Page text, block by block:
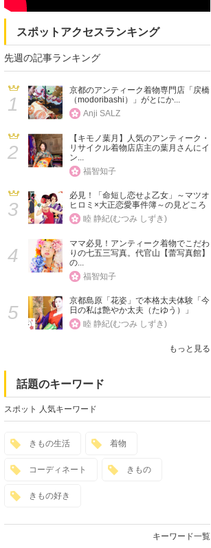
スポットアクセスランキング
先週の記事ランキング
1
京都のアンティーク着物専門店「戻橋
（modoribashi）」がとにか...
Anji SALZ
2
【キモノ葉月】人気のアンティーク・
リサイクル着物店店主の葉月さんにイ
ン...
福智知子
3
必見！「命短し恋せよ乙女」～マツオ
ヒロミ×大正恋愛事件簿～の見どころ
睦 静紀(むつみ しずき)
4
ママ必見！アンティーク着物でこだわ
りの七五三写真。代官山【蕾写真館】
の...
福智知子
5
京都島原「花姿」で本格太夫体験「今
日の私は艶やか太夫（たゆう）」
睦 静紀(むつみ しずき)
もっと見る
話題のキーワード
スポット 人気キーワード
きもの生活 着物
コーディネート きもの
きもの好き
キーワード一覧